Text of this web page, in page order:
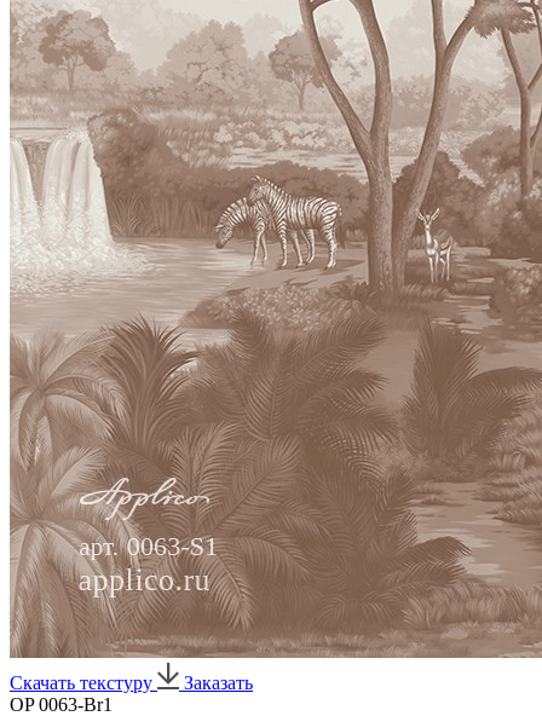
Скачать текстуру
Заказать
OP 0063-Br1